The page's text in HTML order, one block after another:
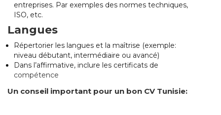
entreprises. Par exemples des normes techniques,
ISO, etc.
Langues
Répertorier les langues et la maîtrise (exemple:
niveau débutant, intermédiaire ou avancé)
Dans l’affirmative, inclure les certificats de
compétence
Un conseil important pour un bon CV Tunisie: